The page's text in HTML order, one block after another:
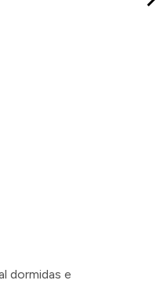
dormidas e